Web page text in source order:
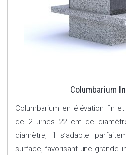
Columbarium
Columbarium en élévation fin
de 2 urnes 22 cm de
diamètre, il s’adapte
surface, favorisant une grande